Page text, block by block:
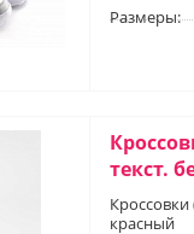
Размеры:
текст.
красный